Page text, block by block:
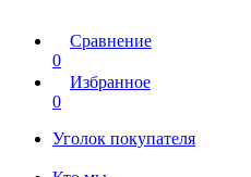
Сравнение
0
Избранное
0
Уголок покупателя